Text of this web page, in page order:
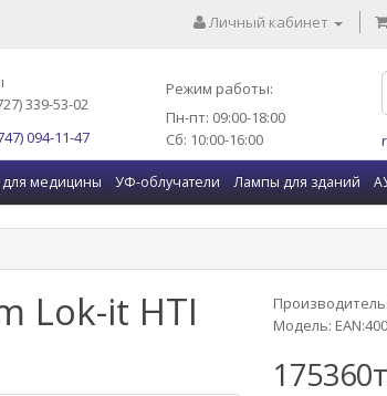
Личный кабинет
339-53-02
094-11-47
Режим работы:
Пн-пт: 09:00-18:00
Сб: 10:00-16:00
медицины УФ-облучатели Лампы для зданий
Lok-it HTI
Производитель:
Модель: